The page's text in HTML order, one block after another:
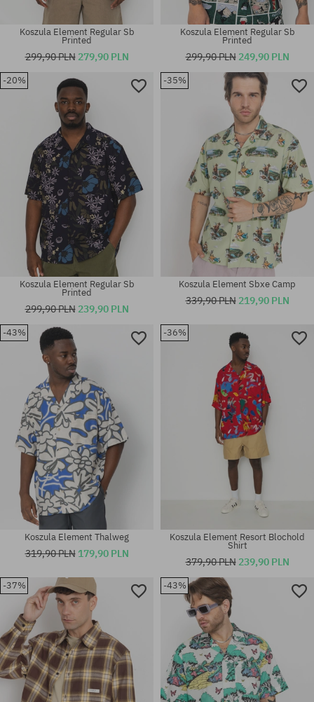
Dostępne rozmiary:
Koszula Element Regular Sb
Printed
299,90 PLN 279,90 PLN
Dostępne rozmiary:
Koszula Element Regular Sb
Printed
299,90 PLN 249,90 PLN
-20%
Dostępne rozmiary:
M; L
Koszula Element Regular Sb
Printed
299,90 PLN 239,90 PLN
-35%
Dostępne rozmiary:
Koszula Element Sbxe Camp
339,90 PLN 219,90 PLN
-43%
Koszula Element Thalweg
319,90 PLN 179,90 PLN
-36%
Koszula Element Resort Blochold
Shirt
379,90 PLN 239,90 PLN
-37% -43%